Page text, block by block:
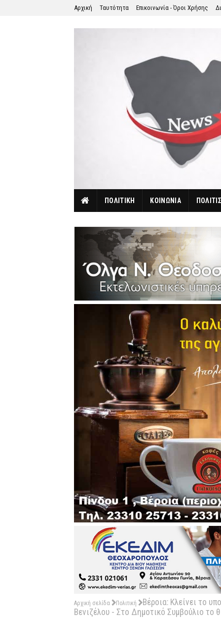
Αρχική Ταυτότητα Επικοινωνία - Όροι Χρήσης
ΠΟΛΙΤΙΚΗ ΚΟΙΝΩΝΙΑ
Αρχική σελίδα Πολιτική
Βέροια: Κλείνει το
Βενιζέλου - Στο Δημοτικό Συμβούλιο το